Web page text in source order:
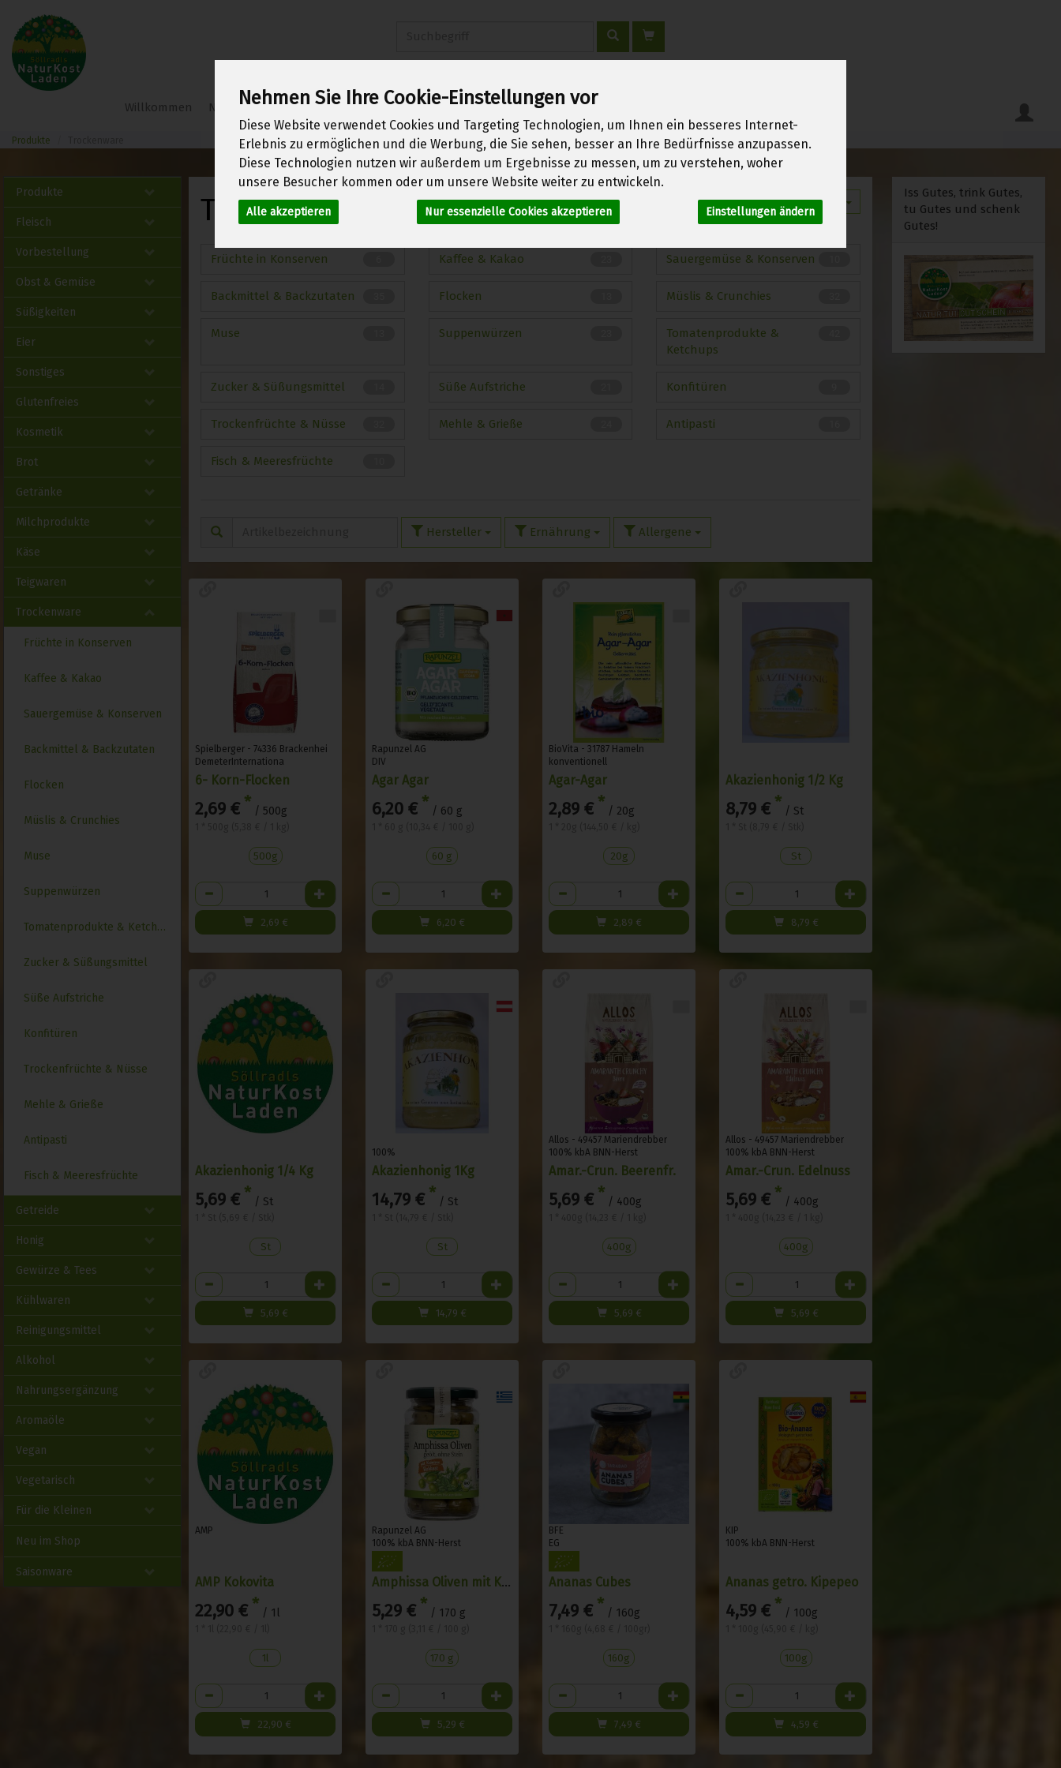
Nehmen Sie Ihre Cookie-Einstellungen vor
Diese Website verwendet Cookies und Targeting Technologien, um Ihnen ein besseres Internet-
Erlebnis zu ermöglichen und die Werbung, die Sie sehen, besser an Ihre Bedürfnisse anzupassen.
Diese Technologien nutzen wir außerdem um Ergebnisse zu messen, um zu verstehen, woher
unsere Besucher kommen oder um unsere Website weiter zu entwickeln.
Alle akzeptieren Nur essenzielle Cookies akzeptieren Einstellungen ändern
Webshop
Willkommen Neu im Shop Frühlingserwachen Über uns Kontakt Warenkorb
Produkte
Produkte
Fleisch
Vorbestellung
Obst & Gemüse
Süßigkeiten
Eier
Sonstiges
Glutenfreies
Kosmetik
Brot
Getränke
Milchprodukte
Käse
Teigwaren
Trockenware
Früchte in Konserven
Kaffee & Kakao
Sauergemüse & Konserven
Backmittel & Backzutaten
Flocken
Müslis & Crunchies
Muse
Suppenwürzen
Tomatenprodukte & Ketchups
Zucker & Süßungsmittel
Süße Aufstriche
Konfitüren
Trockenfrüchte & Nüsse
Mehle & Grieße
Antipasti
Fisch & Meeresfrüchte
Getreide
Honig
Gewürze & Tees
Kühlwaren
Reinigungsmittel
Alkohol
Nahrungsergänzung
Aromaöle
Vegan
Vegetarisch
Für die Kleinen
Neu im Shop
Saisonware
Trockenware 369 von 1970
Früchte in Konserven Kaffee & Kakao Sauergemüse & Konserven
Backmittel & Backzutaten Flocken Müslis & Crunchies
Muse Suppenwürzen
Tomatenprodukte &
Ketchups
Zucker & Süßungsmittel Süße Aufstriche Konfitüren
Trockenfrüchte & Nüsse Mehle & Grieße Antipasti
Fisch & Meeresfrüchte
Hersteller Ernährung Allergene
Spielberger - 74336 Brackenhei
DemeterInternationa
6- Korn-Flocken
2,69 € * / 500g
500g
Anzahl
2,69 €
Rapunzel AG
DIV
Agar Agar
6,20 € * / 60 g
60 g
Anzahl
6,20 €
BioVita - 31787 Hameln
konventionell
Agar-Agar
2,89 € * / 20g
20g
Anzahl
2,89 €
Akazienhonig 1/2 Kg
8,79 € * / St
St
Anzahl
8,79 €
Akazienhonig 1/4 Kg
5,69 € * / St
St
Anzahl
5,69 €
100%
Akazienhonig 1Kg
14,79 € * / St
St
Anzahl
14,79 €
Allos - 49457 Mariendrebber
100% kbA BNN-Herst
Amar.-Crun. Beerenfr.
5,69 € * / 400g
400g
Anzahl
5,69 €
Allos - 49457 Mariendrebber
100% kbA BNN-Herst
Amar.-Crun. Edelnuss
5,69 € * / 400g
400g
Anzahl
5,69 €
AMP
AMP Kokovita
22,90 € * / 1l
1l
Anzahl
22,90 €
Rapunzel AG
100% kbA BNN-Herst
Amphissa Oliven mit Kräutern,
5,29 € * / 170 g
170 g
Anzahl
5,29 €
BFE
EG
Ananas Cubes
7,49 € * / 160g
160g
Anzahl
7,49 €
KIP
100% kbA BNN-Herst
Ananas getro. Kipepeo
4,59 € * / 100g
100g
Anzahl
4,59 €
Iss Gutes, trink Gutes,
tu Gutes und schenk
Gutes!